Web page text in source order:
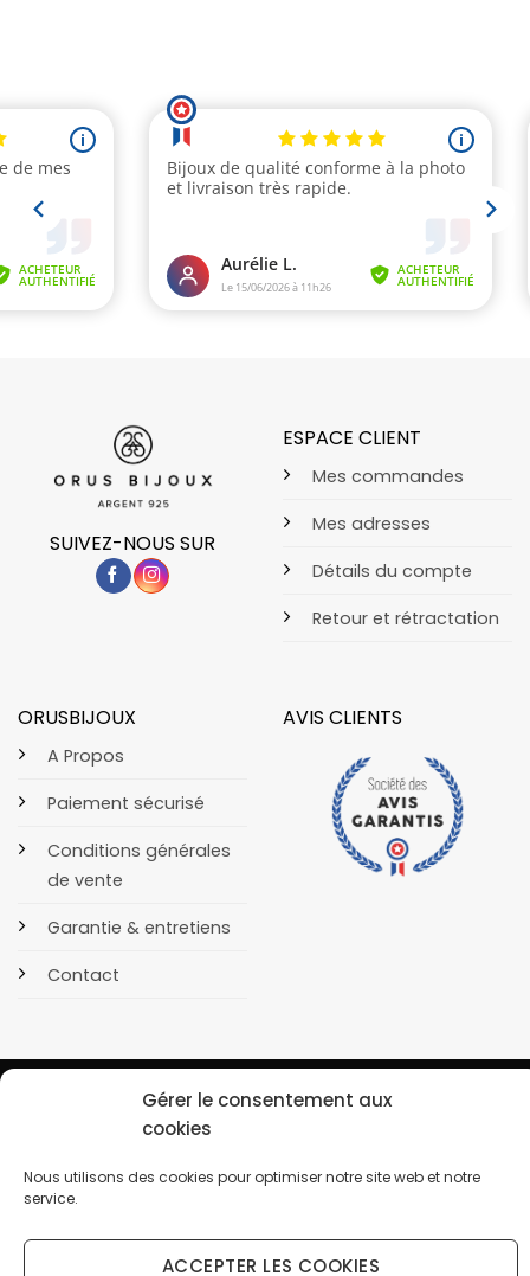
Gérer le consentement aux
cookies
Nous utilisons des cookies pour optimiser notre site web et notre
service.
ACCEPTER LES COOKIES
SUIVEZ-NOUS SUR
ESPACE CLIENT
Mes commandes
Mes adresses
Détails du compte
Retour et rétractation
ORUSBIJOUX
A Propos
Paiement sécurisé
Conditions générales
de vente
Garantie & entretiens
Contact
AVIS CLIENTS
Copyright 2026 © OrusBijoux Tous droits réservés
BP90032, 13600 La Ciotat, France - Téléphone : 09.75.23.60.62
↩️ Renoncer au contrat ici